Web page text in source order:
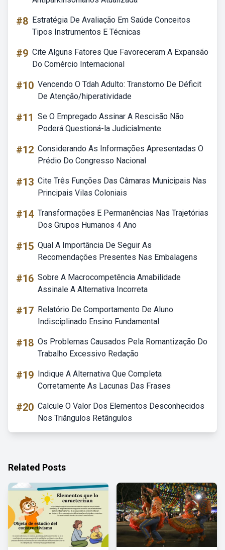
#8 Estratégia De Avaliação Em Saúde Conceitos
Tipos Instrumentos E Técnicas
#9 Cite Alguns Fatores Que Favoreceram A Expansão
Do Comércio Internacional
#10 Vencendo O Tdah Adulto: Transtorno De Déficit
De Atenção/hiperatividade
#11 Se O Empregado Assinar A Rescisão Não
Poderá Questioná-la Judicialmente
#12 Considerando As Informações Apresentadas O
Prédio Do Congresso Nacional
#13 Cite Três Funções Das Câmaras Municipais Nas
Principais Vilas Coloniais
#14 Transformações E Permanências Nas Trajetórias
Dos Grupos Humanos 4 Ano
#15 Qual A Importância De Seguir As
Recomendações Presentes Nas Embalagens
#16 Sobre A Macrocompetência Amabilidade
Assinale A Alternativa Incorreta
#17 Relatório De Comportamento De Aluno
Indisciplinado Ensino Fundamental
#18 Os Problemas Causados Pela Romantização Do
Trabalho Excessivo Redação
#19 Indique A Alternativa Que Completa
Corretamente As Lacunas Das Frases
#20 Calcule O Valor Dos Elementos Desconhecidos
Nos Triângulos Retângulos
Related Posts